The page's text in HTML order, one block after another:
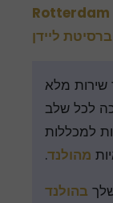
ליידן
מלא
לכל שלב
מהולנד.
בהולנד